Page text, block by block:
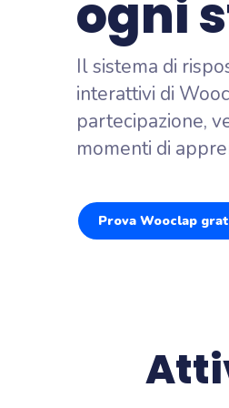
ogni
Il sistema di
interattivi di
partecipazione,
momenti di
Prova Wooclap